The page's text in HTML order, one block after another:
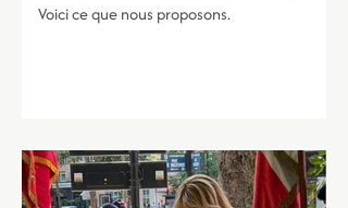
Voici ce que nous proposons.